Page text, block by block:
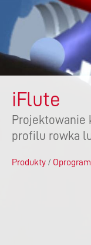
iFlute
Projektowanie
profilu rowka
Produkty /